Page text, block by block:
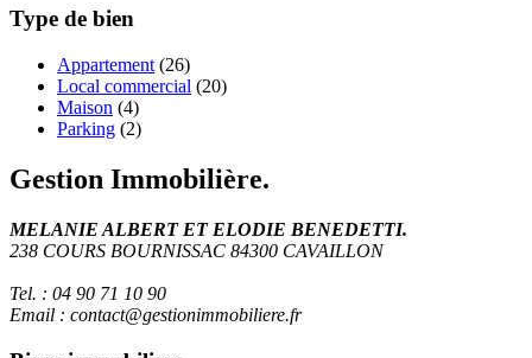
Type de bien
Appartement (26)
Local commercial (20)
Maison (4)
Parking (2)
Gestion Immobilière.
MELANIE ALBERT ET ELODIE BENEDETTI.
238 COURS BOURNISSAC 84300 CAVAILLON
Tel. : 04 90 71 10 90
Email : contact@gestionimmobiliere.fr